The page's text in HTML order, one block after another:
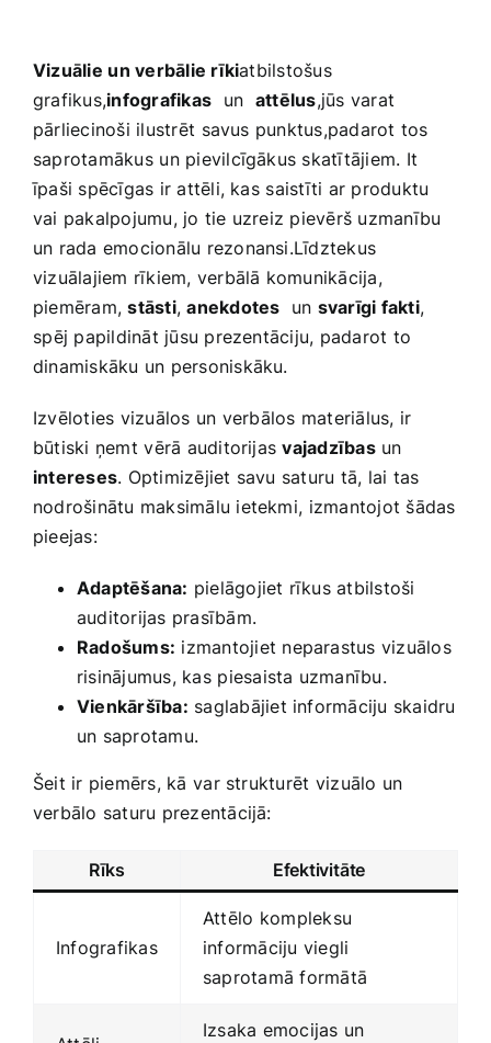
Vizuālie⁢ un verbālie rīkiatbilstošus ​
grafikus,infografikas ⁤ un ⁢ attēlus,jūs varat⁤
pārliecinoši ilustrēt ⁣savus punktus,padarot tos
‍saprotamākus⁣ un‍ pievilcīgākus skatītājiem.‍ It
īpaši spēcīgas ir attēli, kas ⁤saistīti ar produktu
vai pakalpojumu, jo tie‍ uzreiz pievērš uzmanību
un rada emocionālu rezonansi.Līdztekus⁣
vizuālajiem ​rīkiem, verbālā komunikācija,⁤
piemēram,stāsti,anekdotes ‍ un svarīgi fakti,
⁣spēj papildināt ‍jūsu prezentāciju, padarot ⁣to
dinamiskāku un personiskāku.
Izvēloties vizuālos ⁢un verbālos ‍materiālus, ir
būtiski ņemt⁢ vērā ‍auditorijasvajadzībasun
intereses. Optimizējiet savu​ saturu tā, lai tas
nodrošinātu maksimālu ​ietekmi,⁢ izmantojot šādas
pieejas:
Adaptēšana: pielāgojiet rīkus atbilstoši
auditorijas prasībām.
Radošums: izmantojiet neparastus ‌vizuālos⁢
risinājumus, kas ⁤piesaista uzmanību.
Vienkāršība: saglabājiet ‌informāciju skaidru
un saprotamu.
Šeit ‍ir piemērs, kā⁤ var strukturēt ⁣vizuālo un
verbālo saturu prezentācijā:
Rīks Efektivitāte
Infografikas
Attēlo⁢ kompleksu
informāciju viegli
saprotamā formātā
Izsaka emocijas un